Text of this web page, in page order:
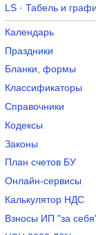
LS · Табель и
Календарь
Праздники
Бланки, формы
Классификаторы
Справочники
Кодексы
Законы
План счетов БУ
Онлайн-сервисы
Калькулятор НДС
Взносы ИП "за